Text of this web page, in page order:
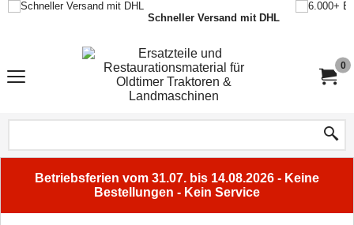
Schneller Versand mit DHL
0
Betriebsferien vom 31.07. bis 14.08.2026 - Keine
Bestellungen - Kein Service